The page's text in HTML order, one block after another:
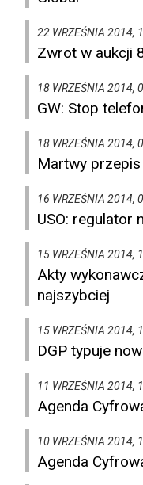
22 WRZEŚNIA 2014,
Zwrot w aukcji
18 WRZEŚNIA 2014,
GW: Stop
18 WRZEŚNIA 2014,
Martwy
16 WRZEŚNIA 2014,
USO: regulator
15 WRZEŚNIA 2014,
Akty
najszybciej
15 WRZEŚNIA 2014,
DGP typuje
11 WRZEŚNIA 2014,
Agenda
10 WRZEŚNIA 2014,
Agenda